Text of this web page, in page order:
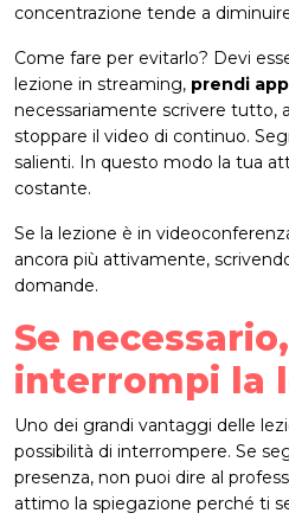
concentrazione tende a
Come fare per evitarlo? Devi
lezione in streaming, prendi
necessariamente scrivere tutto,
stoppare il video di continuo.
salienti. In questo modo la tua
costante.
Se la lezione è in
ancora più attivamente,
domande.
Se necessario,
interrompi la
Uno dei grandi vantaggi delle
possibilità di interrompere. Se
presenza, non puoi dire al
attimo la spiegazione perché ti